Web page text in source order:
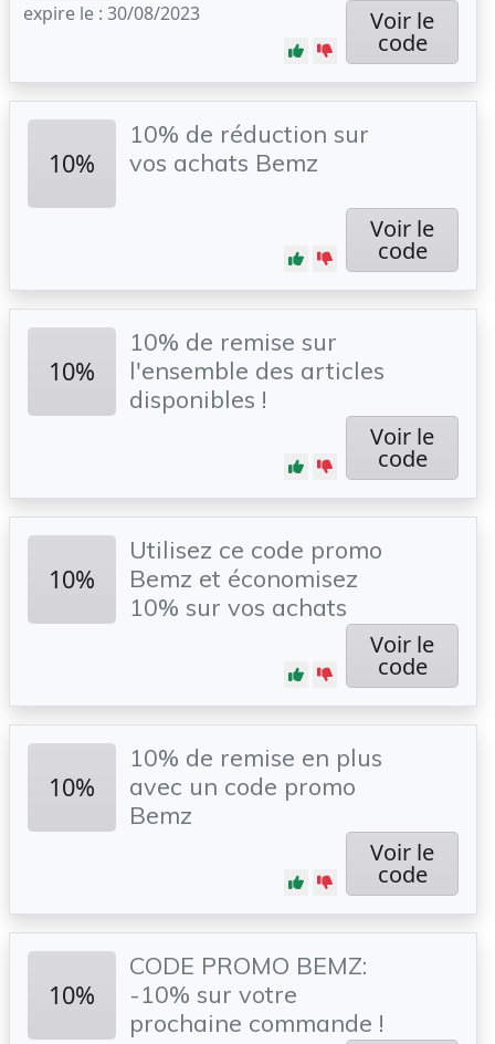
expire le : 30/08/2023 Voir le
code
10%
10% de réduction sur
vos achats Bemz
Voir le
code
10%
10% de remise sur
l'ensemble des articles
disponibles !
Voir le
code
10%
Utilisez ce code promo
Bemz et économisez
10% sur vos achats
Voir le
code
10%
10% de remise en plus
avec un code promo
Bemz
Voir le
code
10%
CODE PROMO BEMZ:
-10% sur votre
prochaine commande !